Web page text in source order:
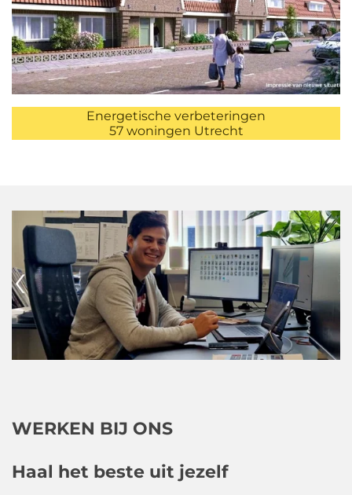
Energetische verbeteringen
57 woningen Utrecht
WERKEN BIJ ONS
Haal het beste uit jezelf